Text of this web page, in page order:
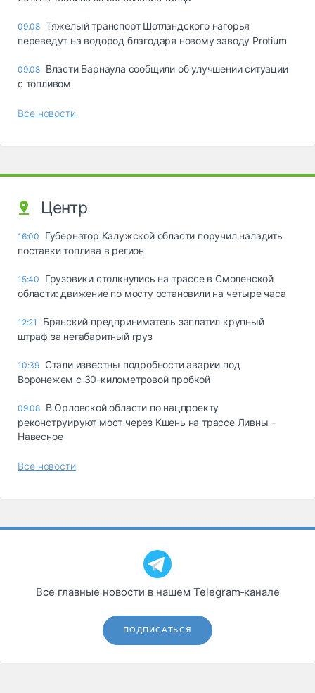
09.08 Тяжелый транспорт Шотландского нагорья
переведут на водород благодаря новому заводу Protium
09.08 Власти Барнаула сообщили об улучшении ситуации
с топливом
Все новости
Центр
16:00
Губернатор Калужской области поручил наладить
поставки топлива в регион
15:40
Грузовики столкнулись на трассе в Смоленской
области: движение по мосту остановили на четыре часа
12:21
Брянский предприниматель заплатил крупный
штраф за негабаритный груз
10:39 Стали известны подробности аварии под
Воронежем с 30-километровой пробкой
09.08 В Орловской области по нацпроекту
реконструируют мост через Кшень на трассе Ливны –
Навесное
Все новости
Все главные новости в нашем Telegram‑канале
ПОДПИСАТЬСЯ